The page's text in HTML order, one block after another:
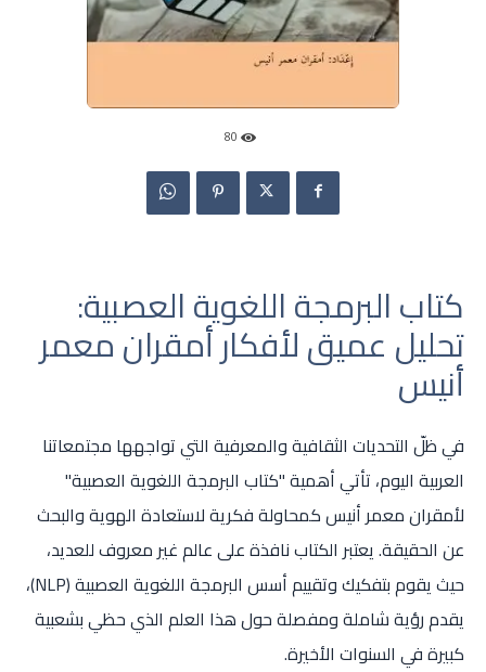
80
كتاب البرمجة اللغوية العصبية:
تحليل عميق لأفكار أمقران معمر
أنيس
في ظلّ التحديات الثقافية والمعرفية التي تواجهها مجتمعاتنا
العربية اليوم، تأتي أهمية "كتاب البرمجة اللغوية العصبية"
لأمقران معمر أنيس كمحاولة فكرية لاستعادة الهوية والبحث
عن الحقيقة. يعتبر الكتاب نافذة على عالم غير معروف للعديد،
حيث يقوم بتفكيك وتقييم أسس البرمجة اللغوية العصبية (NLP)،
يقدم رؤية شاملة ومفصلة حول هذا العلم الذي حظي بشعبية
كبيرة في السنوات الأخيرة.